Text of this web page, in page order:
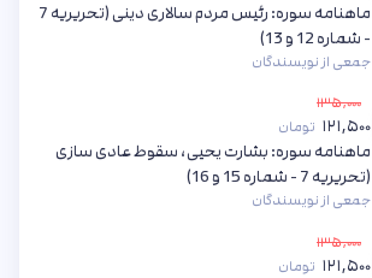
ماهنامه سوره: رئیس مردم سالاری دینی (تحریریه 7
- شماره 12 و 13)
جمعی از نویسندگان
۱۳۵,۰۰۰
۱۲۱,۵۰۰ تومان
ماهنامه سوره: بشارت یحیی، سقوط عادی سازی
(تحریریه 7 - شماره 15 و 16)
جمعی از نویسندگان
۱۳۵,۰۰۰
۱۲۱,۵۰۰ تومان